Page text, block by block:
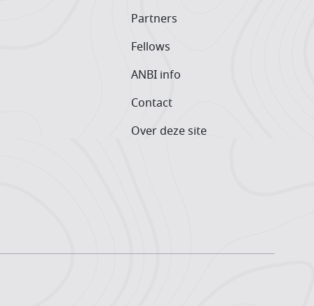
Partners
Fellows
ANBI info
Contact
Over deze site